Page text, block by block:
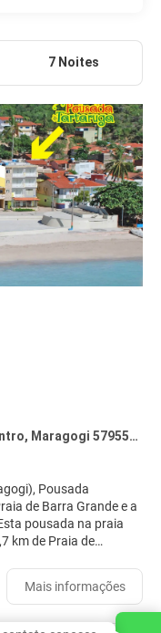
7 Noites
Maragogi 57955-000
Pousada
de Barra Grande e a
km de Praia de
bicicletas, ou outras
Mais informações